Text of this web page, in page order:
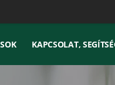
KAPCSOLAT,